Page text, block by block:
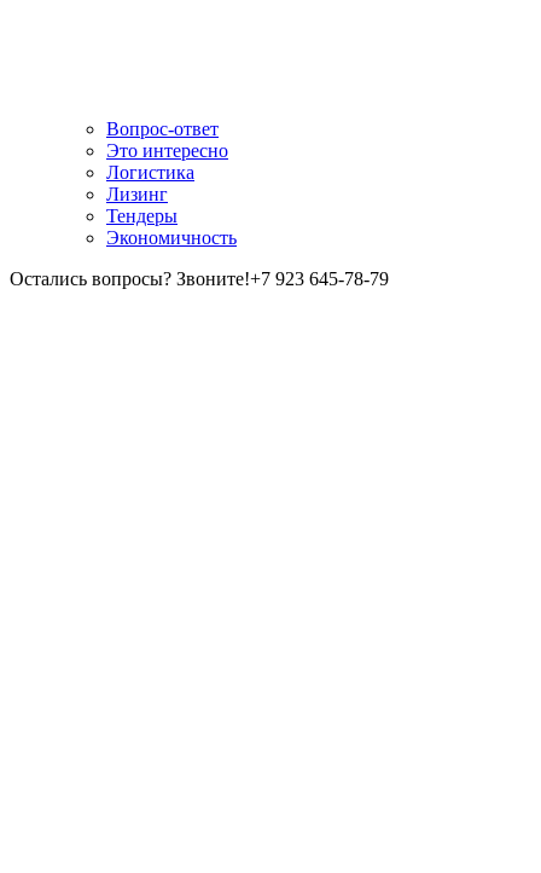
Вопрос-ответ
Это интересно
Логистика
Лизинг
Тендеры
Экономичность
Остались вопросы? Звоните!+7 923 645-78-79